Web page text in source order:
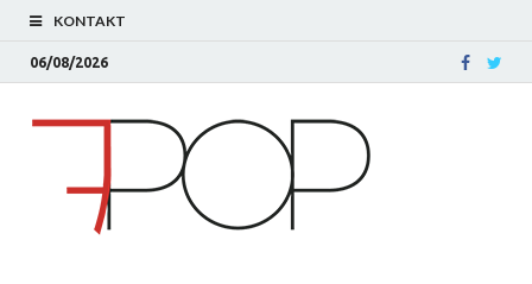
KONTAKT
06/08/2026